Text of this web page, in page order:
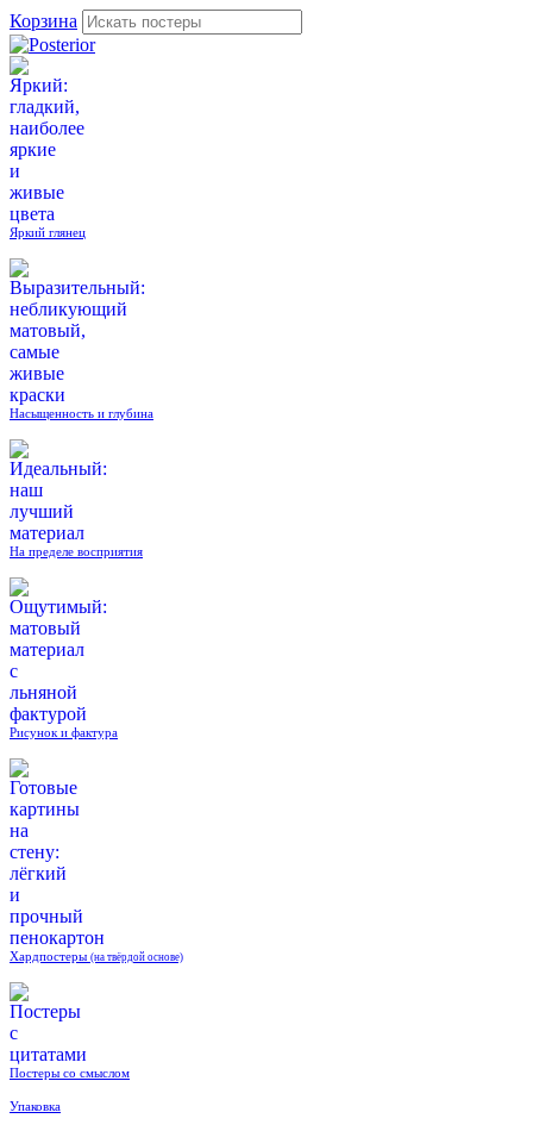
Корзина
Яркий глянец
Насыщенность и глубина
На пределе восприятия
Рисунок и фактура
Хардпостеры (на твёрдой основе)
Постеры со смыслом
Упаковка